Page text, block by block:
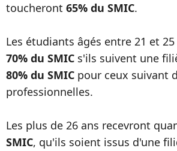
toucheront 65% du SMIC.
Les étudiants âgés entre 21 et
70% du SMIC s'ils suivent une
80% du SMIC pour ceux suivant
professionnelles.
Les plus de 26 ans recevront
SMIC, qu'ils soient issus d'une